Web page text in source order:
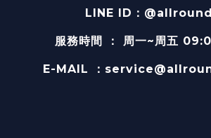
LINE ID：
服務時間 ： 周一~周五
E-MAIL ：